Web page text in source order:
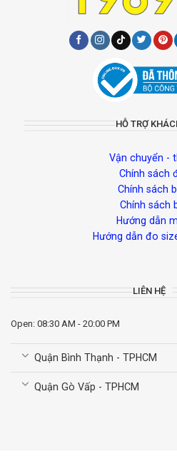
HỖ TRỢ
Vận chuyển -
Chính sách
Chính sách
Chính sách
Hướng dẫn
Hướng dẫn đo
LIÊN HỆ
Open: 08:30 AM - 20:00 PM
Quận Bình Thạnh - TPHCM
Quận Gò Vấp - TPHCM